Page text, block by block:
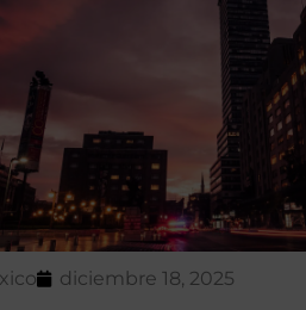
diciembre 18, 2025